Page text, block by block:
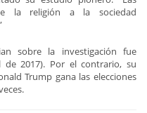
la religión a la sociedad
sobre la investigación fue
2017). Por el contrario, su
Trump gana las elecciones